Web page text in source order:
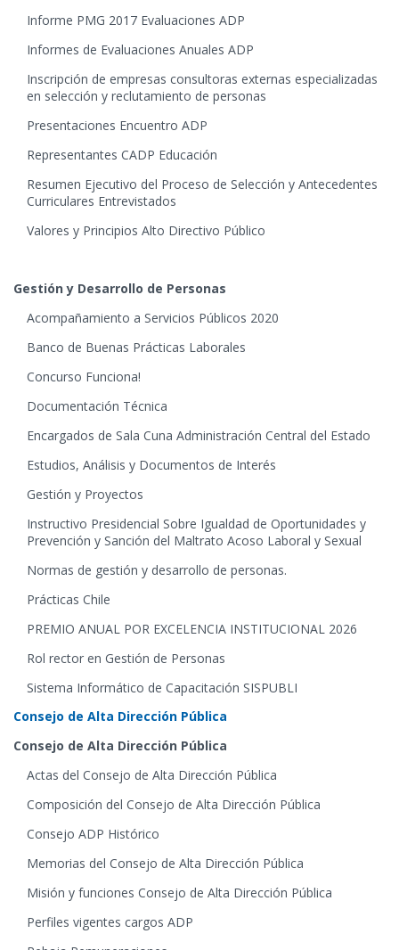
Informe PMG 2017 Evaluaciones ADP
Informes de Evaluaciones Anuales ADP
Inscripción de empresas consultoras externas especializadas
en selección y reclutamiento de personas
Presentaciones Encuentro ADP
Representantes CADP Educación
Resumen Ejecutivo del Proceso de Selección y Antecedentes
Curriculares Entrevistados
Valores y Principios Alto Directivo Público
Gestión y Desarrollo de Personas
Acompañamiento a Servicios Públicos 2020
Banco de Buenas Prácticas Laborales
Concurso Funciona!
Documentación Técnica
Encargados de Sala Cuna Administración Central del Estado
Estudios, Análisis y Documentos de Interés
Gestión y Proyectos
Instructivo Presidencial Sobre Igualdad de Oportunidades y
Prevención y Sanción del Maltrato Acoso Laboral y Sexual
Normas de gestión y desarrollo de personas.
Prácticas Chile
PREMIO ANUAL POR EXCELENCIA INSTITUCIONAL 2026
Rol rector en Gestión de Personas
Sistema Informático de Capacitación SISPUBLI
Consejo de Alta Dirección Pública
Consejo de Alta Dirección Pública
Actas del Consejo de Alta Dirección Pública
Composición del Consejo de Alta Dirección Pública
Consejo ADP Histórico
Memorias del Consejo de Alta Dirección Pública
Misión y funciones Consejo de Alta Dirección Pública
Perfiles vigentes cargos ADP